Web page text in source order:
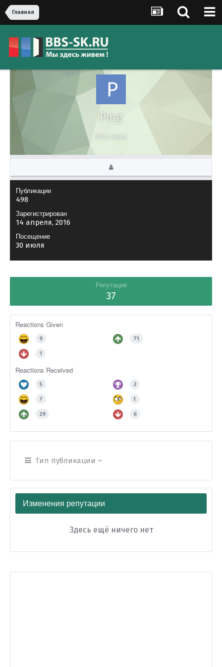
Главная
Ping
Участники
Публикации
498
Зарегистрирован
14 апреля, 2016
Посещение
30 июля
Репутация
37
Reactions Given
9 71
1
Reactions Received
5 2
7 1
29 6
Тип публикации
Изменения репутации
Здесь ещё ничего нет